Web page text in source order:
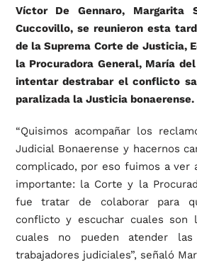
Víctor De Gennaro, Margarita
Cuccovillo, se reunieron esta
de la Suprema Corte de Justicia,
la Procuradora General, María
intentar destrabar el conflicto
paralizada la Justicia bonaerense.
“Quisimos acompañar los
Judicial Bonaerense y hacernos
complicado, por eso fuimos a ver
importante: la Corte y la
fue tratar de colaborar para
conflicto y escuchar cuales son
cuales no pueden atender
trabajadores judiciales”, señaló